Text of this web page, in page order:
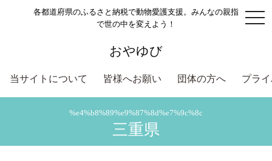
各都道府県のふるさと納税で動物愛護支援。みんなの親指
で世の中を変えよう！
おやゆび
当サイトについて 皆様へお願い 団体の方へ プラ
%e4%b8%89%e9%87%8d%e7%9c%8c
三重県